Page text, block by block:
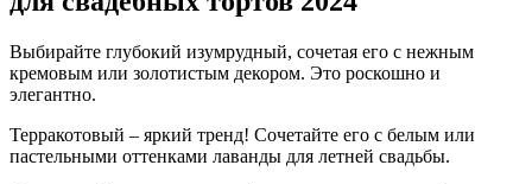
Выбирайте глубокий изумрудный, сочетая его с нежным
кремовым или золотистым декором. Это роскошно и
элегантно.
Терракотовый – яркий тренд! Сочетайте его с белым или
пастельными оттенками лаванды для летней свадьбы.